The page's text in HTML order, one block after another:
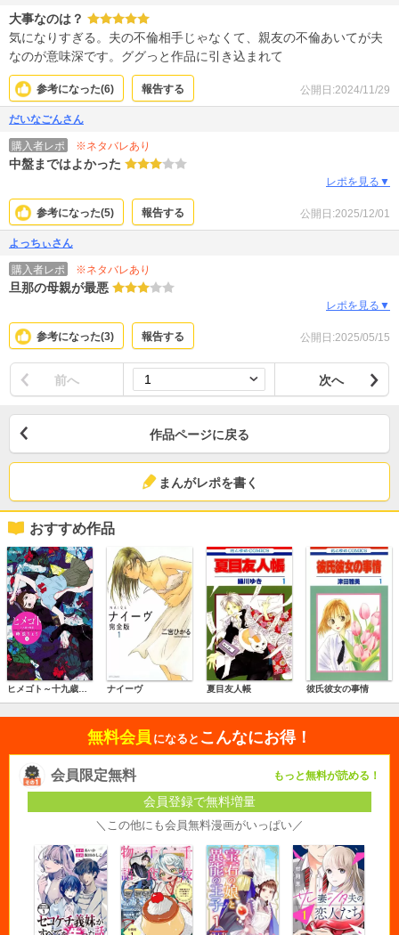
大事なのは？
気になりすぎる。夫の不倫相手じゃなくて、親友の不倫あいてが夫
なのが意味深です。ググっと作品に引き込まれて
公開日:2024/11/29
参考になった(6) 報告する
だいなごんさん
購入者レポ ※ネタバレあり
中盤まではよかった
レポを見る▼
公開日:2025/12/01
参考になった(5) 報告する
よっちぃさん
購入者レポ ※ネタバレあり
旦那の母親が最悪
レポを見る▼
公開日:2025/05/15
参考になった(3) 報告する
前へ 次へ
作品ページに戻る
まんがレポを書く
おすすめ作品
ナイーヴ 夏目友人帳 彼氏彼女の事情
無料会員 になると こんなにお得！
会員限定無料 もっと無料が読める！
会員登録で無料増量
＼この他にも会員無料漫画がいっぱい／